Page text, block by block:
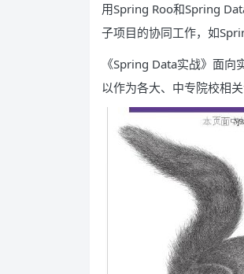
用Spring Roo和Spring
子项目的协同工作，如
《Spring Data实战》面
以作为各大、中专院校相